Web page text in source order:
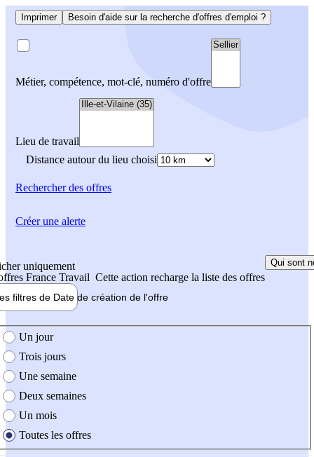
Imprimer Besoin d'aide sur la recherche d'offres d'emploi ?
Métier, compétence, mot-clé, numéro d'offre
Lieu de travail
Distance autour du lieu choisi
Rechercherdes offres
uniquement
France Travail Cette action recharge la liste des offres
Qui sont
filtres de Date de création de l'offre
création de l'offre
Un jour
Trois jours
Une semaine
Deux semaines
Un mois
Toutes les offres
Créer une alerte